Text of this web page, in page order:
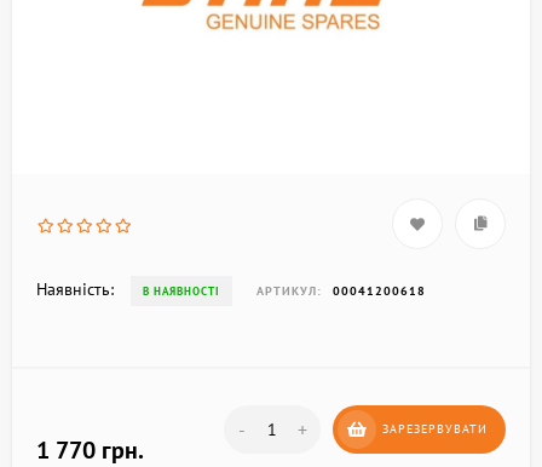
Наявність: В НАЯВНОСТІ АРТИКУЛ: 00041200618
1 770 грн.
- + ЗАРЕЗЕРВУВАТИ